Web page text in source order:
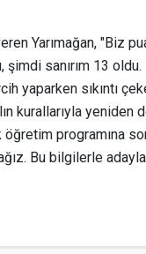
Yarımağan, "Biz
şimdi sanırım 13
yaparken sıkıntı
kurallarıyla
öğretim programına
Bu bilgilerle